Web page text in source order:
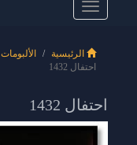
Toggle
navigation
الرئيسية الألبومات
احتفال 1432
احتفال 1432